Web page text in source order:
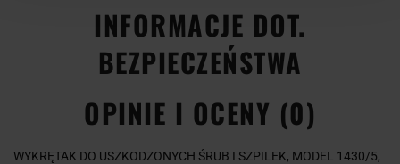
INFORMACJE DOT.
BEZPIECZEŃSTWA
OPINIE I OCENY (0)
WYKRĘTAK DO USZKODZONYCH ŚRUB I SZPILEK, MODEL 1430/5,